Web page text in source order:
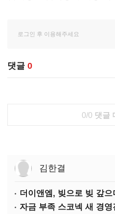
댓글 0
0/0 댓글
김한결
더이앤엠, 빚으로 빚 갚
자금 부족 스코넥 새 경